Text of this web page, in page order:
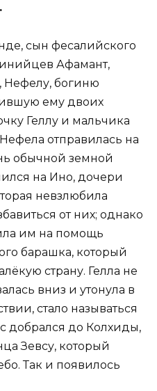
сын фесалийского
Афамант,
Нефелу, богиню
ему двоих
Геллу и мальчика
отправилась на
обычной земной
на Ино, дочери
невзлюбила
от них; однако
им на помощь
барашка, который
страну. Гелла не
вниз и утонула в
стало называться
добрался до Колхиды,
Зевсу, который
Так и появилось